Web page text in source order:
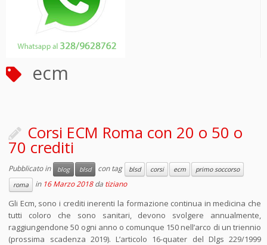
ecm
Corsi ECM Roma con 20 o 50 o
70 crediti
Pubblicato in blog blsd con tag blsd corsi ecm
primo soccorso
roma
in 16 Marzo 2018 da tiziano
Gli Ecm, sono i crediti inerenti la formazione continua in medicina che
tutti coloro che sono sanitari, devono svolgere annualmente,
raggiungendone 50 ogni anno o comunque 150 nell’arco di un triennio
(prossima scadenza 2019). L’articolo 16-quater del Dlgs 229/1999